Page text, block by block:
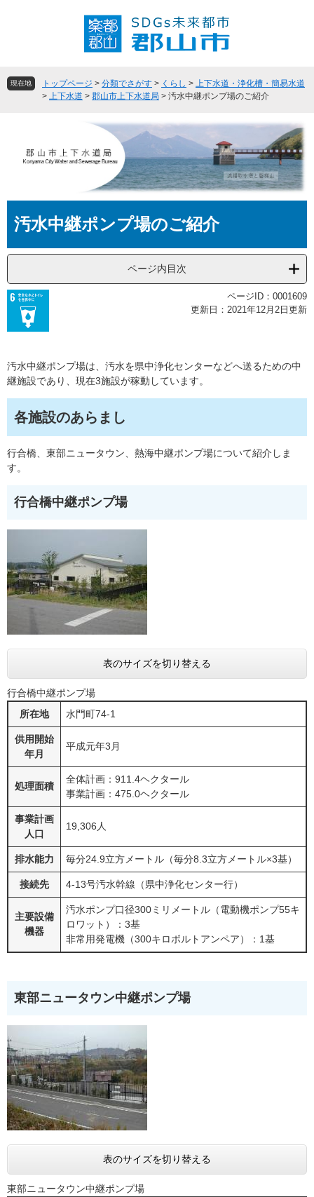
頭
飛現在地 トップページ > 分類でさがす > くらし > 上下水道・浄化槽・簡易水道
> 上下水道 > 郡山市上下水道局 > 汚水中継ポンプ場のご紹介
文汚水中継ポンプ場のご紹介
ページ内目次
ページID：0001609
更新日：2021年12月2日更新
汚水中継ポンプ場は、汚水を県中浄化センターなどへ送るための中
継施設であり、現在3施設が稼動しています。
各施設のあらまし
行合橋、東部ニュータウン、熱海中継ポンプ場について紹介しま
す。
行合橋中継ポンプ場
表のサイズを切り替える
行合橋中継ポンプ場
所在地
水門町74-1
供用開始
年月
平成元年3月
処理面積
全体計画：911.4ヘクタール
事業計画：475.0ヘクタール
事業計画
人口
19,306人
排水能力 毎分24.9立方メートル（毎分8.3立方メートル×3基）
接続先 4-13号汚水幹線（県中浄化センター行）
主要設備
機器
汚水ポンプ口径300ミリメートル（電動機ポンプ55キ
ロワット）：3基
非常用発電機（300キロボルトアンペア）：1基
東部ニュータウン中継ポンプ場
表のサイズを切り替える
東部ニュータウン中継ポンプ場